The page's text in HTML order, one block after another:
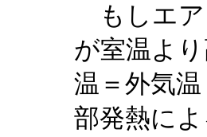
もしエア
が室温よ
温＝外気
部発熱に